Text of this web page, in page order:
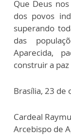
Que Deus
dos povos
superando
das
Aparecida,
construir a
Brasília, 23 de
Cardeal
Arcebispo de